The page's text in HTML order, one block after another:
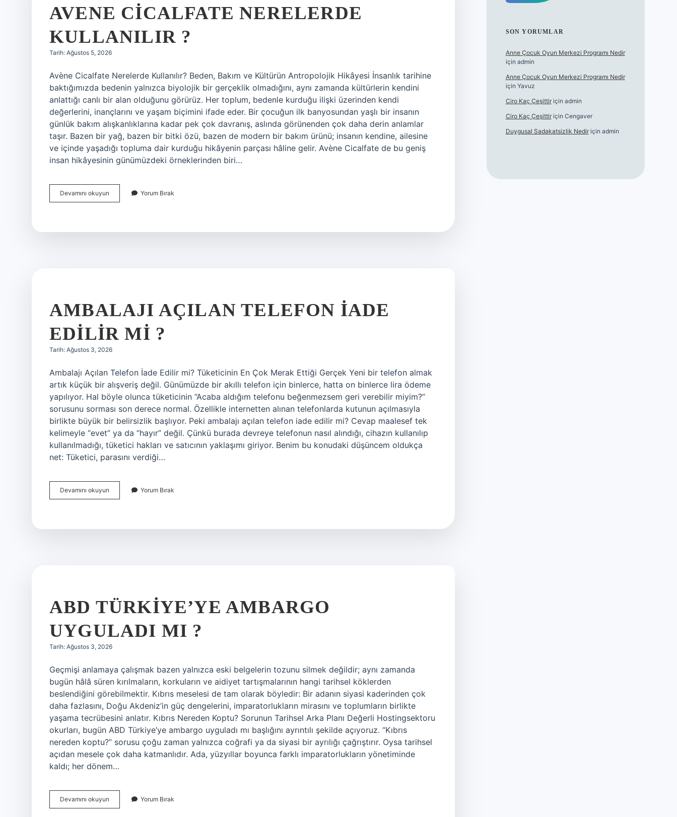
AVENE CICALFATE NERELERDE
KULLANILIR ?
Tarih: Ağustos 5, 2026
Avène Cicalfate Nerelerde Kullanılır? Beden, Bakım ve Kültürün Antropolojik Hikâyesi İnsanlık tarihine
baktığımızda bedenin yalnızca biyolojik bir gerçeklik olmadığını, aynı zamanda kültürlerin kendini
anlattığı canlı bir alan olduğunu görürüz. Her toplum, bedenle kurduğu ilişki üzerinden kendi
değerlerini, inançlarını ve yaşam biçimini ifade eder. Bir çocuğun ilk banyosundan yaşlı bir insanın
günlük bakım alışkanlıklarına kadar pek çok davranış, aslında görünenden çok daha derin anlamlar
taşır. Bazen bir yağ, bazen bir bitki özü, bazen de modern bir bakım ürünü; insanın kendine, ailesine
ve içinde yaşadığı topluma dair kurduğu hikâyenin parçası hâline gelir. Avène Cicalfate de bu geniş
insan hikâyesinin günümüzdeki örneklerinden biri…
Devamını okuyun
cicalfate
Yorum Bırak
AMBALAJI AÇILAN TELEFON IADE
EDILIR MI ?
Tarih: Ağustos 3, 2026
Ambalajı Açılan Telefon İade Edilir mi? Tüketicinin En Çok Merak Ettiği Gerçek Yeni bir telefon almak
artık küçük bir alışveriş değil. Günümüzde bir akıllı telefon için binlerce, hatta on binlerce lira ödeme
yapılıyor. Hal böyle olunca tüketicinin “Acaba aldığım telefonu beğenmezsem geri verebilir miyim?”
sorusunu sorması son derece normal. Özellikle internetten alınan telefonlarda kutunun açılmasıyla
birlikte büyük bir belirsizlik başlıyor. Peki ambalajı açılan telefon iade edilir mi? Cevap maalesef tek
kelimeyle “evet” ya da “hayır” değil. Çünkü burada devreye telefonun nasıl alındığı, cihazın kullanılıp
kullanılmadığı, tüketici hakları ve satıcının yaklaşımı giriyor. Benim bu konudaki düşüncem oldukça
net: Tüketici, parasını verdiği…
Devamını okuyun Ambalajı
açılan
Yorum Bırak
ABD TÜRKIYE’YE AMBARGO
UYGULADI MI ?
Tarih: Ağustos 3, 2026
Geçmişi anlamaya çalışmak bazen yalnızca eski belgelerin tozunu silmek değildir; aynı zamanda
bugün hâlâ süren kırılmaların, korkuların ve aidiyet tartışmalarının hangi tarihsel köklerden
beslendiğini görebilmektir. Kıbrıs meselesi de tam olarak böyledir: Bir adanın siyasi kaderinden çok
daha fazlasını, Doğu Akdeniz’in güç dengelerini, imparatorlukların mirasını ve toplumların birlikte
yaşama tecrübesini anlatır. Kıbrıs Nereden Koptu? Sorunun Tarihsel Arka Planı Değerli Hostingsektoru
okurları, bugün ABD Türkiye’ye ambargo uyguladı mı başlığını ayrıntılı şekilde açıyoruz. “Kıbrıs
nereden koptu?” sorusu çoğu zaman yalnızca coğrafi ya da siyasi bir ayrılığı çağrıştırır. Oysa tarihsel
açıdan mesele çok daha katmanlıdır. Ada, yüzyıllar boyunca farklı imparatorlukların yönetiminde
kaldı; her dönem…
Devamını okuyun
Türkiye’ye
Yorum Bırak
SON YORUMLAR
Anne Çocuk Oyun Merkezi Programı Nedir
için admin
Anne Çocuk Oyun Merkezi Programı Nedir
için Yavuz
Ciro Kaç Çeşittiriçin admin
Ciro Kaç Çeşittiriçin Cengaver
Duygusal Sadakatsizlik Nediriçin admin